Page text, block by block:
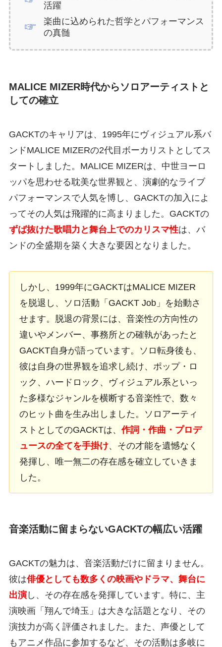
活躍
楽曲に込められた哲学とパフォーマンス
の真髄
MALICE MIZER時代からソロアーティストと
しての確立
GACKTのキャリアは、1995年にヴィジュアル系バ
ンドMALICE MIZERの2代目ボーカリストとしてス
タートしました。MALICE MIZERは、中世ヨーロ
ッパを思わせる耽美な世界観と、演劇的なライブ
パフォーマンスで人気を博し、GACKTの加入によ
ってその人気は飛躍的に高まりました。GACKTの
ずば抜けた歌唱力と舞台上でのカリスマ性は、バ
ンドの全盛期を築く大きな要因となりました。
しかし、1999年にGACKTはMALICE MIZER
を脱退し、ソロ活動「GACKT Job」を始動さ
せます。脱退の背景には、音楽性の方向性の
違いやメンバー、事務所との確執があったと
GACKT自身が語っています。ソロ転身後も、
彼は自身の世界観を追求し続け、ポップ・ロ
ック、ハードロック、ヴィジュアル系といっ
た多様なジャンルを横断する音楽性で、数々
のヒット曲を生み出しました。ソロアーティ
ストとしてのGACKTは、作詞・作曲・プロデ
ュースの全てを手掛け、その才能を遺憾なく
発揮し、唯一無二の存在感を確立していきま
した。
音楽活動に留まらないGACKTの幅広い活躍
GACKTの魅力は、音楽活動だけに留まりません。
彼は俳優としても数多くの映画やドラマ、舞台に
出演し、その存在感を発揮しています。特に、主
演映画「翔んで埼玉」は大きな話題となり、その
演技力が高く評価されました。また、声優として
もアニメ作品に参加するなど、その活動は多岐に